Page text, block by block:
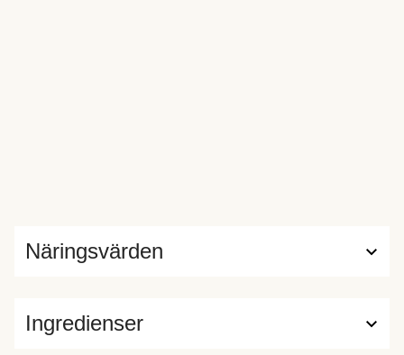
Ingredienser
Näringsvärden